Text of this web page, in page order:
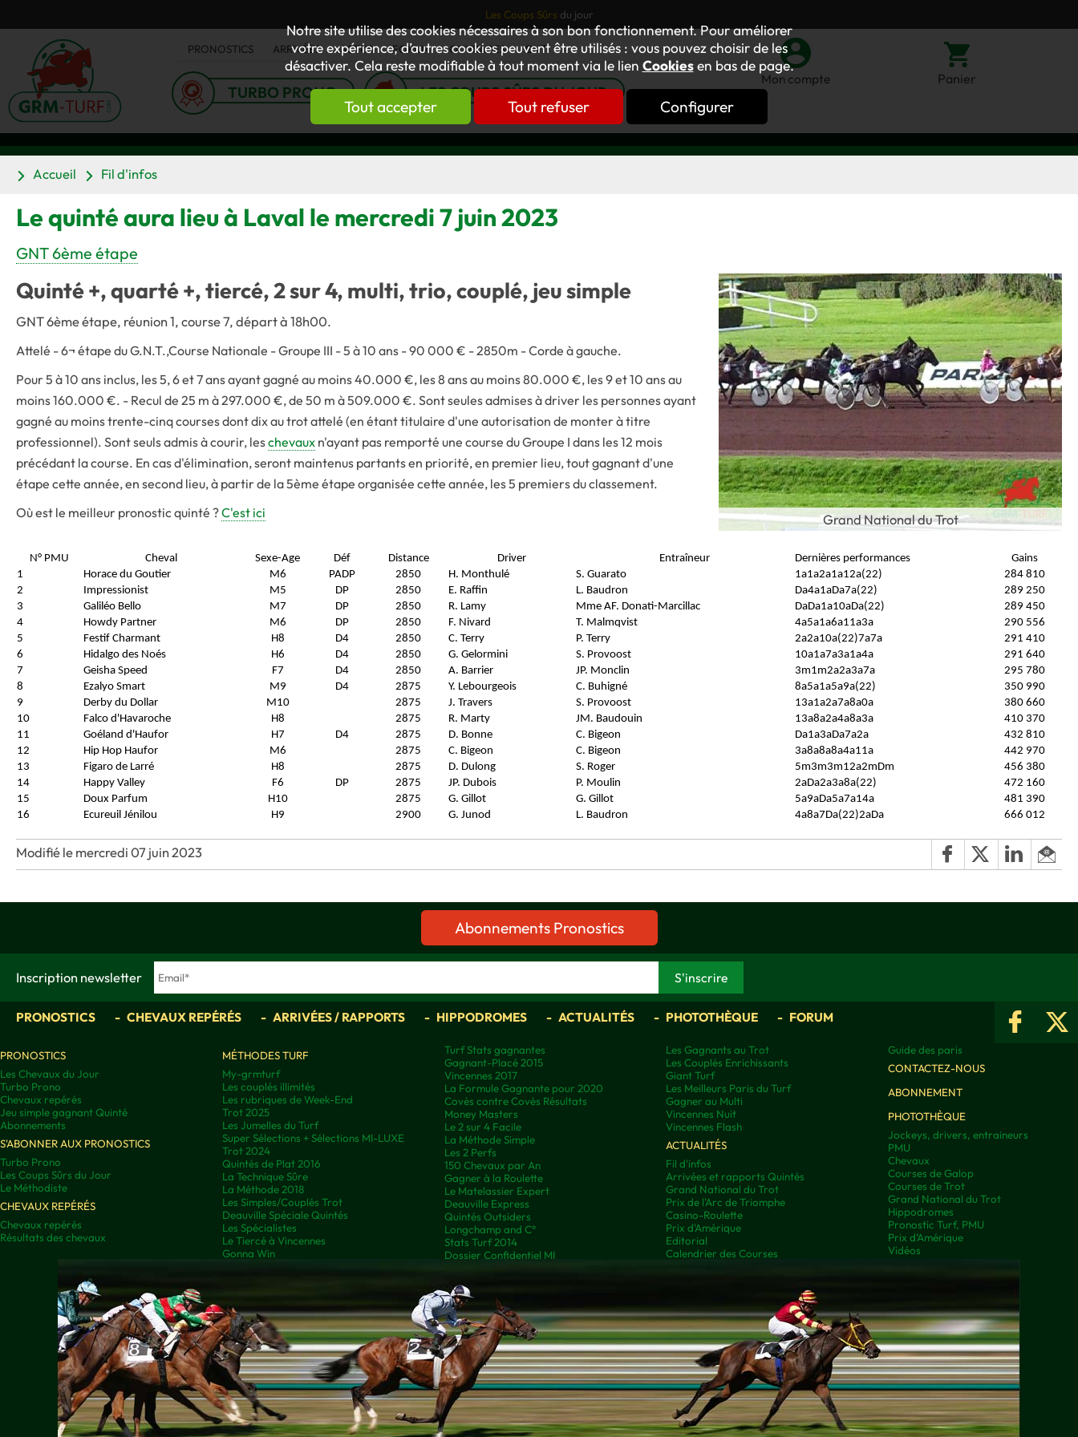
Notre site utilise des cookies nécessaires à son bon fonctionnement. Pour améliorer
votre expérience, d’autres cookies peuvent être utilisés : vous pouvez choisir de les
désactiver. Cela reste modifiable à tout moment via le lien Cookiesen bas de page.
Tout accepter Tout refuser Configurer
Les Coups Sûrs du jour
PRONOSTICS ARRIVÉES ACTUS FORUM OUVRAGES GNT
TURBO PRONO LES COUPS SÛRS DU JOUR
Mon compte Panier
Accueil Fil d'infos
Le quinté aura lieu à Laval le mercredi 7 juin 2023
GNT 6ème étape
Grand National du Trot
Quinté +, quarté +, tiercé, 2 sur 4, multi, trio, couplé, jeu simple
GNT 6ème étape, réunion 1, course 7, départ à 18h00.
Attelé - 6¬ étape du G.N.T.,Course Nationale - Groupe III - 5 à 10 ans - 90 000 € - 2850m - Corde à gauche.
Pour 5 à 10 ans inclus, les 5, 6 et 7 ans ayant gagné au moins 40.000 €, les 8 ans au moins 80.000 €, les 9 et 10 ans au
moins 160.000 €. - Recul de 25 m à 297.000 €, de 50 m à 509.000 €. Sont seules admises à driver les personnes ayant
gagné au moins trente-cinq courses dont dix au trot attelé (en étant titulaire d'une autorisation de monter à titre
professionnel). Sont seuls admis à courir, leschevaux n'ayant pas remporté une course du Groupe I dans les 12 mois
précédant la course. En cas d'élimination, seront maintenus partants en priorité, en premier lieu, tout gagnant d'une
étape cette année, en second lieu, à partir de la 5ème étape organisée cette année, les 5 premiers du classement.
Où est le meilleur pronostic quinté ?C'est ici
N° PMU Cheval Sexe-Age Déf Distance Driver Entraîneur Dernières performances
Gains
1
Horace du Goutier M6 PADP 2850 H. Monthulé S. Guarato 1a1a2a1a12a(22)
284 810
2
Impressionist M5 DP 2850 E. Raffin L. Baudron Da4a1aDa7a(22)
289 250
3
Galiléo Bello M7 DP 2850 R. Lamy Mme AF. Donati-Marcillac DaDa1a10aDa(22)
289 450
4
Howdy Partner M6 DP 2850 F. Nivard T. Malmqvist 4a5a1a6a11a3a
290 556
5
Festif Charmant H8 D4 2850 C. Terry P. Terry 2a2a10a(22)7a7a
291 410
6
Hidalgo des Noés H6 D4 2850 G. Gelormini S. Provoost 10a1a7a3a1a4a
291 640
7
Geisha Speed F7 D4 2850 A. Barrier JP. Monclin 3m1m2a2a3a7a
295 780
8
Ezalyo Smart M9 D4 2875 Y. Lebourgeois C. Buhigné 8a5a1a5a9a(22)
350 990
9
Derby du Dollar M10 2875 J. Travers S. Provoost 13a1a2a7a8a0a
380 660
10
Falco d'Havaroche H8 2875 R. Marty JM. Baudouin 13a8a2a4a8a3a
410 370
11
Goéland d'Haufor H7 D4 2875 D. Bonne C. Bigeon Da1a3aDa7a2a
432 810
12
Hip Hop Haufor M6 2875 C. Bigeon C. Bigeon 3a8a8a8a4a11a
442 970
13
Figaro de Larré H8 2875 D. Dulong S. Roger 5m3m3m12a2mDm
456 380
14
Happy Valley F6 DP 2875 JP. Dubois P. Moulin 2aDa2a3a8a(22)
472 160
15
Doux Parfum H10 2875 G. Gillot G. Gillot 5a9aDa5a7a14a
481 390
16
Ecureuil Jénilou H9 2900 G. Junod L. Baudron 4a8a7Da(22)2aDa 666 012
Modifié le mercredi 07 juin 2023
Abonnements Pronostics
Inscription newsletter
PRONOSTICS CHEVAUX REPÉRÉS ARRIVÉES / RAPPORTS HIPPODROMES ACTUALITÉS PHOTOTHÈQUE FORUM
PRONOSTICS
Les Chevaux du Jour
Turbo Prono
Chevaux repérés
Jeu simple gagnant Quinté
Abonnements
S'ABONNER AUX PRONOSTICS
Turbo Prono
Les Coups Sûrs du Jour
Le Méthodiste
CHEVAUX REPÉRÉS
Chevaux repérés
Résultats des chevaux
MÉTHODES TURF
My-grmturf
Les couplés illimités
Les rubriques de Week-End
Trot 2025
Les Jumelles du Turf
Super Sélections + Sélections MI-LUXE
Trot 2024
Quintés de Plat 2016
La Technique Sûre
La Méthode 2018
Les Simples/Couplés Trot
Deauville Spéciale Quintés
Les Spécialistes
Le Tiercé à Vincennes
Gonna Win
Turf Stats gagnantes
Gagnant-Placé 2015
Vincennes 2017
La Formule Gagnante pour 2020
Covès contre Covès Résultats
Money Masters
Le 2 sur 4 Facile
La Méthode Simple
Les 2 Perfs
150 Chevaux par An
Gagner à la Roulette
Le Matelassier Expert
Deauville Express
Quintés Outsiders
Longchamp and C°
Stats Turf 2014
Dossier Confidentiel MI
Les Gagnants au Trot
Les Couplés Enrichissants
Giant Turf
Les Meilleurs Paris du Turf
Gagner au Multi
Vincennes Nuit
Vincennes Flash
ACTUALITÉS
Fil d'infos
Arrivées et rapports Quintés
Grand National du Trot
Prix de l'Arc de Triomphe
Casino-Roulette
Prix d'Amérique
Editorial
Calendrier des Courses
Guide des paris
CONTACTEZ-NOUS
ABONNEMENT
PHOTOTHÈQUE
Jockeys, drivers, entraineurs
PMU
Chevaux
Courses de Galop
Courses de Trot
Grand National du Trot
Hippodromes
Pronostic Turf, PMU
Prix d’Amérique
Vidéos